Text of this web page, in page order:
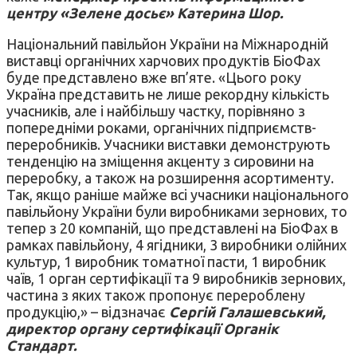
центру «Зелене досьє» Катерина Шор.
Національний павільйон України на Міжнародній
виставці органічних харчових продуктів БіоФах
буде представлено вже вп’яте. «Цього року
Україна представить не лише рекордну кількість
учасників, але і найбільшу частку, порівняно з
попередніми роками, органічних підприємств-
переробників. Учасники виставки демонструють
тенденцію на зміщення акценту з сировини на
переробку, а також на розширення асортименту.
Так, якщо раніше майже всі учасники національного
павільйону України були виробниками зернових, то
тепер з 20 компаній, що представлені на БіоФах в
рамках павільйону, 4 ягідники, 3 виробники олійних
культур, 1 виробник томатної пасти, 1 виробник
чаїв, 1 орган сертифікації та 9 виробників зернових,
частина з яких також пропонує перероблену
продукцію,» – відзначає Сергій Галашевський,
директор органу сертифікації Органік
Стандарт.